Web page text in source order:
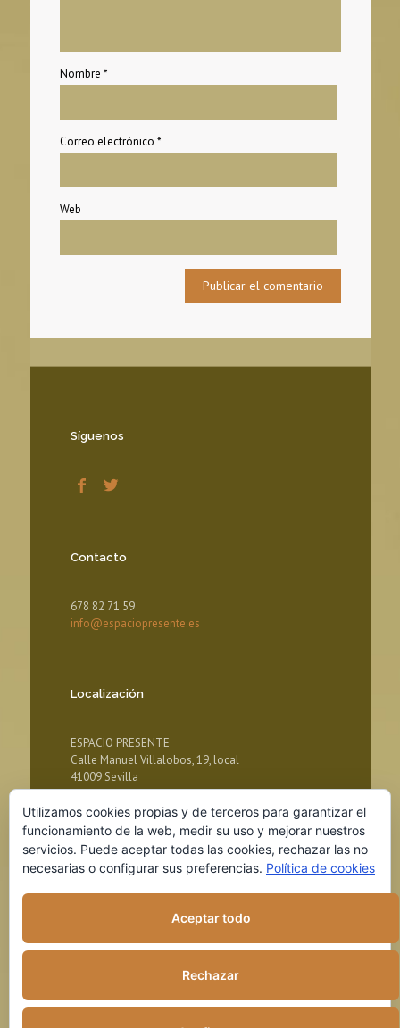
Nombre *
Correo electrónico *
Web
Síguenos
Contacto
678 82 71 59
info@espaciopresente.es
Localización
ESPACIO PRESENTE
Calle Manuel Villalobos, 19, local
41009 Sevilla
© 2018 ESPACIO PRESENTE
Política de Privacidad
Utilizamos cookies propias y de terceros para garantizar el
funcionamiento de la web, medir su uso y mejorar nuestros
servicios. Puede aceptar todas las cookies, rechazar las no
necesarias o configurar sus preferencias. Política de cookies
Aceptar todo
Rechazar